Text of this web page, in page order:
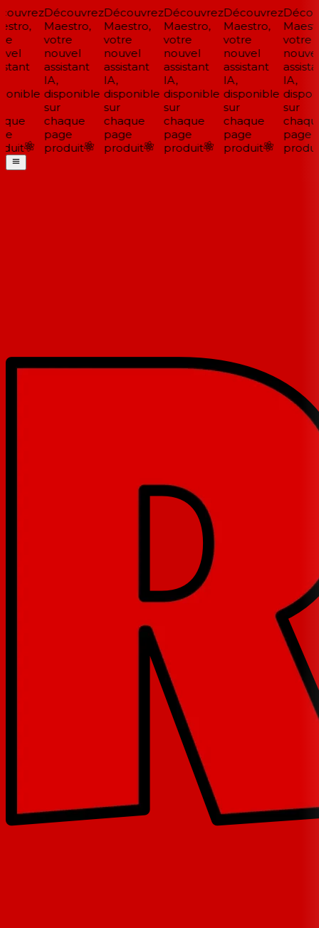
Découvrez
Maestro,
votre
nouvel
assistant
IA,
disponible
sur
chaque
page
produit
Découvrez
Maestro,
votre
nouvel
assistant
IA,
disponible
sur
chaque
page
produit
Découvrez
Maestro,
votre
nouvel
assistant
IA,
disponible
sur
chaque
page
produit
Découvrez
Maestro,
votre
nouvel
assistant
IA,
disponible
sur
chaque
page
produit
votre
nouvel
IA,
sur
page
produit